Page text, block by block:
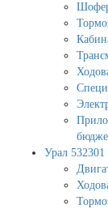
Урал 532301